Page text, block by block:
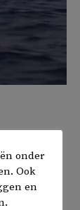
onder
Ook
en